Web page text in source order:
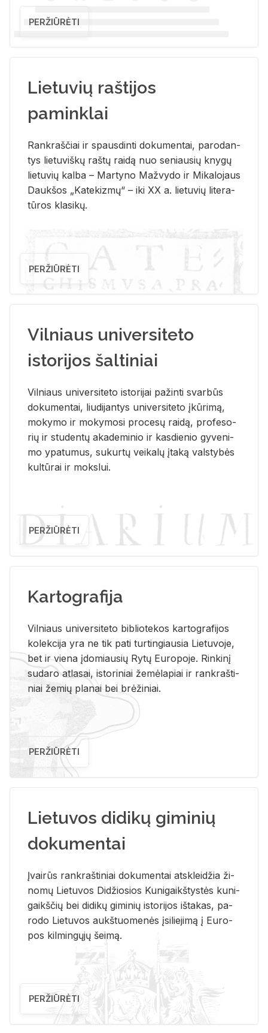
PERŽIŪRĖTI
Lietuvių raštijos
paminklai
Rank­raš­čiai ir spaus­din­ti do­ku­men­tai, pa­ro­dan­
tys lie­tu­viš­kų raš­tų rai­dą nuo se­niau­sių kny­gų
lie­tu­vių kal­ba – Mar­ty­no Ma­žvy­do ir Mi­ka­lo­jaus
Dauk­šos „Ka­te­kiz­mų“ – iki XX a. lie­tu­vių li­te­ra­
tū­ros kla­si­kų.
PERŽIŪRĖTI
Vilniaus universiteto
istorijos šaltiniai
Vil­niaus uni­ver­si­te­to is­to­ri­jai pa­žin­ti svar­būs
do­ku­men­tai, liu­di­jan­tys uni­ver­si­te­to įkū­ri­mą,
mo­ky­mo ir mo­ky­mo­si pro­ce­sų rai­dą, pro­fe­so­
rių ir stu­den­tų aka­de­mi­nio ir kas­die­nio gy­ve­ni­
mo ypa­tu­mus, su­kur­tų vei­ka­lų įta­ką vals­ty­bės
kul­tū­rai ir moks­lui.
PERŽIŪRĖTI
Kartografija
Vil­niaus uni­ver­si­te­to bi­b­lio­te­kos kar­to­gra­fi­jos
ko­lek­ci­ja yra ne tik pati tur­tin­giau­sia Lie­tu­vo­je,
bet ir vie­na įdo­miau­sių Rytų Eu­ro­po­je. Rin­ki­nį
su­da­ro at­la­sai, is­to­ri­niai že­mė­la­piai ir rank­raš­ti­
niai že­mių pla­nai bei brė­ži­niai.
PERŽIŪRĖTI
Lietuvos didikų giminių
dokumentai
Įvai­rūs rank­raš­ti­niai do­ku­men­tai at­sklei­džia ži­
no­mų Lie­tu­vos Di­džio­sios Ku­ni­gaikš­tys­tės ku­ni­
gaikš­čių bei di­di­kų gi­mi­nių is­to­ri­jos iš­ta­kas, pa­
ro­do Lie­tu­vos aukš­tuo­me­nės įsi­lie­ji­mą į Eu­ro­
pos kil­min­gų­jų šei­mą.
PERŽIŪRĖTI